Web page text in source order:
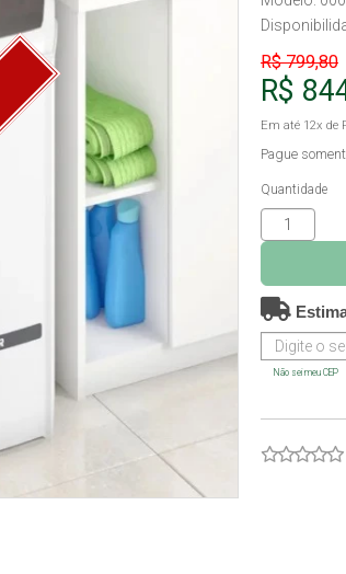
R$ 799,80
R$
Em até 12x de
Pague
Quantidade
Não sei meu CEP